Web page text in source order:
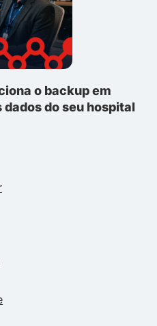
o backup em
do seu hospital